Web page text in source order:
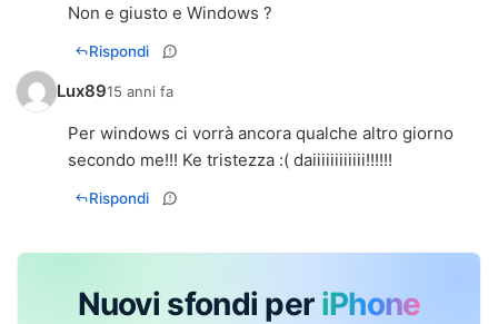
Non e giusto e Windows ?
Rispondi
Lux8915 anni fa
Per windows ci vorrà ancora qualche altro giorno
secondo me!!! Ke tristezza :( daiiiiiiiiiiii!!!!!!
Rispondi
Nuovi sfondi per iPhone